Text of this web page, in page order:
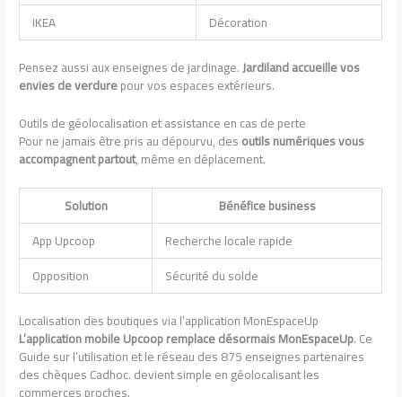
IKEA
Décoration
Pensez aussi aux enseignes de jardinage.Jardiland accueille vos
envies de verdurepour vos espaces extérieurs.
Outils de géolocalisation et assistance en cas de perte
Pour ne jamais être pris au dépourvu, desoutils numériques vous
accompagnent partout, même en déplacement.
Solution
Bénéfice business
App Upcoop
Recherche locale rapide
Opposition
Sécurité du solde
Localisation des boutiques via l’application MonEspaceUp
L’application mobile Upcoop remplace désormais MonEspaceUp. Ce
Guide sur l’utilisation et le réseau des 875 enseignes partenaires
des chèques Cadhoc. devient simple en géolocalisant les